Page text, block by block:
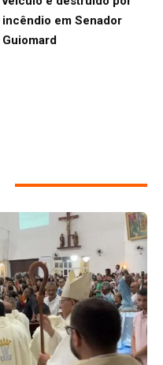
incêndio em Senador
Guiomard